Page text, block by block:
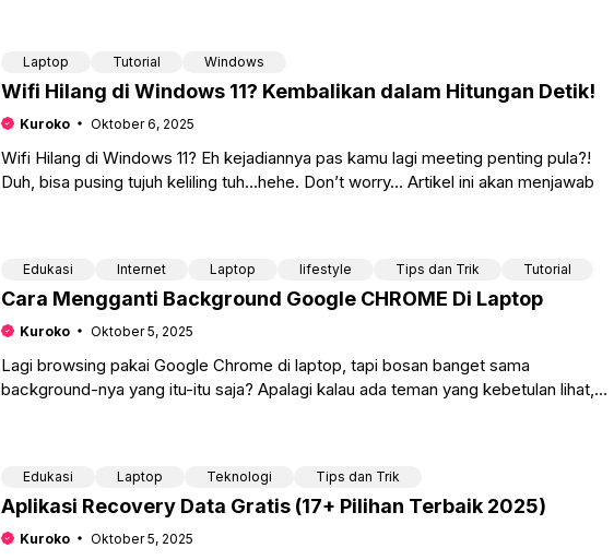
Laptop Tutorial Windows
Wifi Hilang di Windows 11? Kembalikan dalam Hitungan Detik!
Kuroko Oktober 6, 2025
Wifi Hilang di Windows 11? Eh kejadiannya pas kamu lagi meeting penting pula?!
Duh, bisa pusing tujuh keliling tuh…hehe. Don’t worry… Artikel ini akan menjawab
Edukasi Internet Laptop lifestyle Tips dan Trik Tutorial
Cara Mengganti Background Google CHROME Di Laptop
Kuroko Oktober 5, 2025
Lagi browsing pakai Google Chrome di laptop, tapi bosan banget sama
background-nya yang itu-itu saja? Apalagi kalau ada teman yang kebetulan lihat,
Edukasi Laptop Teknologi Tips dan Trik
Aplikasi Recovery Data Gratis (17+ Pilihan Terbaik 2025)
Kuroko Oktober 5, 2025